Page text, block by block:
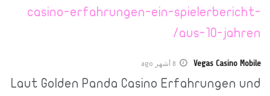
casino-erfahrungen-ein-spielerbericht-
aus-10-jahren/
Vegas Casino Mobile 8 أشهر ago
Laut Golden Panda Casino Erfahrungen und